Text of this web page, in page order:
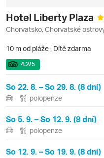
Hotel Liberty Plaza
Chorvatsko, Chorvatské
10 m od pláže , Dítě zdarma
4.2/5
So 22. 8. – So 29. 8. (8 dní)
polopenze
So 5. 9. – So 12. 9. (8 dní)
polopenze
So 12. 9. – So 19. 9. (8 dní)